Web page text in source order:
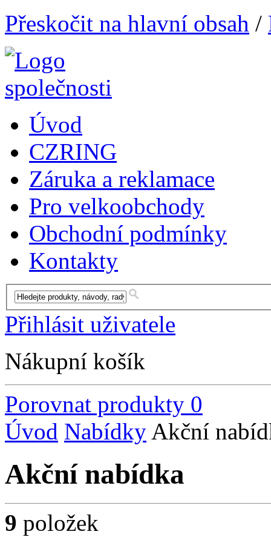
Přeskočit na hlavní obsah /
Úvod
CZRING
Záruka a reklamace
Pro velkoobchody
Obchodní podmínky
Kontakty
Přihlásit uživatele
Nákupní košík
Porovnat produkty 0
Úvod Nabídky Akční
Akční nabídka
9 položek